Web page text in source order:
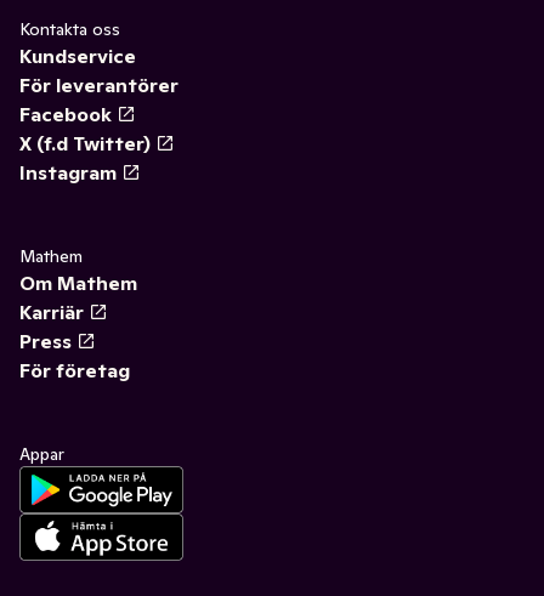
Kontakta oss
Kundservice
För leverantörer
Facebook
X (f.d Twitter)
Instagram
Mathem
Om Mathem
Karriär
Press
För företag
Appar